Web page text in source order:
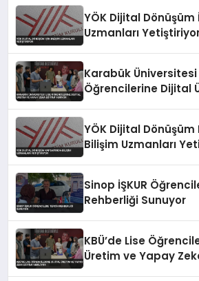
YÖK Dijital Dönüşüm
Uzmanları
Karabük Üniversitesi
Öğrencilerine Dijital
YÖK Dijital
Bilişim Uzmanları
Sinop İŞKUR
Rehberliği Sunuyor
KBÜ’de Lise
Üretim ve Yapay